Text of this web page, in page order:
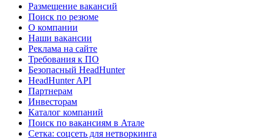
Размещение вакансий
Поиск по резюме
О компании
Наши вакансии
Реклама на сайте
Требования к ПО
Безопасный HeadHunter
HeadHunter API
Партнерам
Инвесторам
Каталог компаний
Поиск по вакансиям в Атале
Сетка: соцсеть для нетворкинга